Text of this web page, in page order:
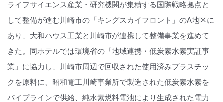
ライフサイエンス産業・研究機関が集積する国際戦略拠点と
して整備が進む川崎市の「キングスカイフロント」のA地区に
あり、大和ハウス工業と川崎市が連携して整備事業を進めて
きた。同ホテルでは環境省の「地域連携・低炭素水素実証事
業」に協力し、川崎市周辺で回収された使用済みプラスチッ
クを原料に、昭和電工川崎事業所で製造された低炭素水素を
パイプラインで供給、純水素燃料電池により生成された電力